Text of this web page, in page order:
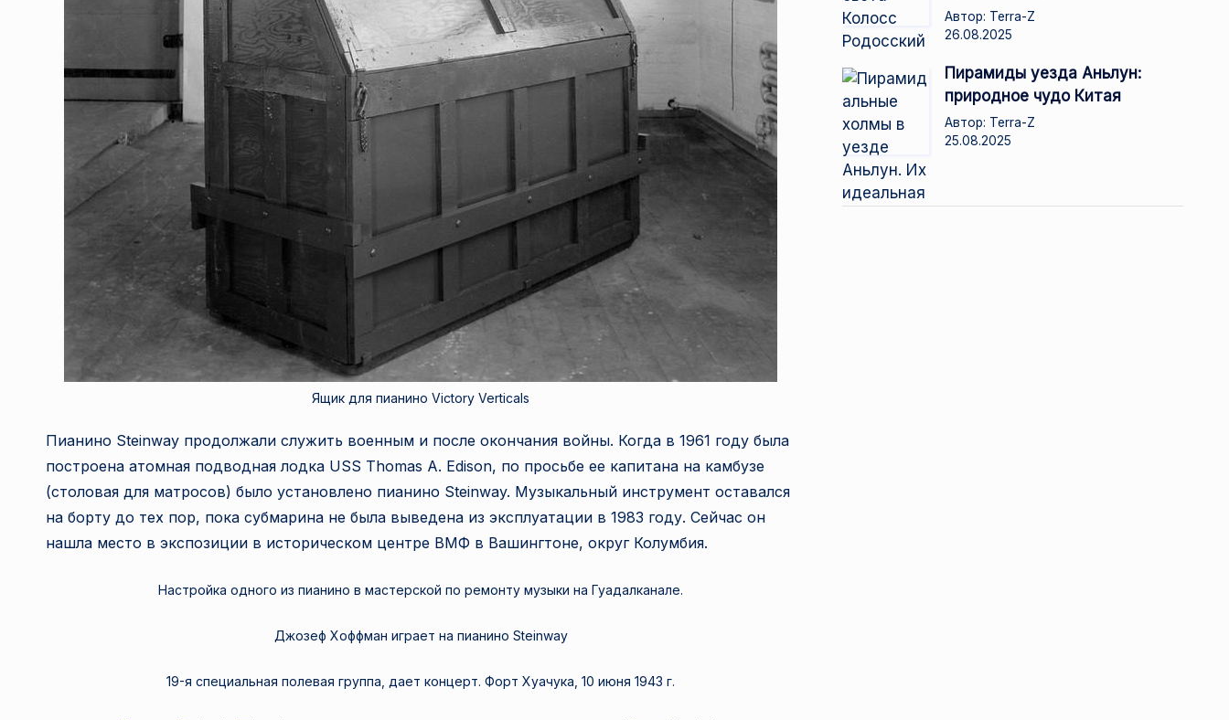
Ящик для пианино Victory Verticals
Пианино Steinway продолжали служить военным и после окончания войны. Когда в 1961 году была
построена атомная подводная лодка USS Thomas A. Edison, по просьбе ее капитана на камбузе
(столовая для матросов) было установлено пианино Steinway. Музыкальный инструмент оставался
на борту до тех пор, пока субмарина не была выведена из эксплуатации в 1983 году. Сейчас он
нашла место в экспозиции в историческом центре ВМФ в Вашингтоне, округ Колумбия.
Настройка одного из пианино в мастерской по ремонту музыки на Гуадалканале.
Джозеф Хоффман играет на пианино Steinway
19-я специальная полевая группа, дает концерт. Форт Хуачука, 10 июня 1943 г.
Автор: Terra-Z
26.08.2025
Пирамиды уезда Аньлун:
природное чудо Китая
Автор: Terra-Z
25.08.2025